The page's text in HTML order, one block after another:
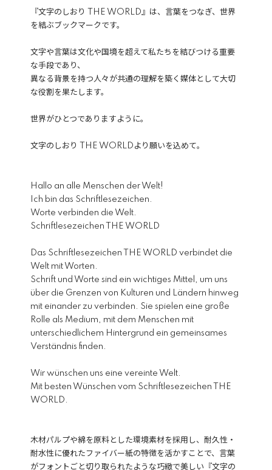
『文字のしおり THE WORLD』は、言葉をつなぎ、世界
を結ぶブックマークです。
文字や言葉は文化や国境を超えて私たちを結びつける重要
な手段であり、
異なる背景を持つ人々が共通の理解を築く媒体として大切
な役割を果たします。
世界がひとつでありますように。
文字のしおり THE WORLDより願いを込めて。
Hallo an alle Menschen der Welt!
Ich bin das Schriftlesezeichen.
Worte verbinden die Welt.
Schriftlesezeichen THE WORLD
Das Schriftlesezeichen THE WORLD verbindet die
Welt mit Worten.
Schrift und Worte sind ein wichtiges Mittel, um uns
über die Grenzen von Kulturen und Ländern hinweg
mit einander zu verbinden. Sie spielen eine große
Rolle als Medium, mit dem Menschen mit
unterschiedlichem Hintergrund ein gemeinsames
Verständnis finden.
Wir wünschen uns eine vereinte Welt.
Mit besten Wünschen vom Schriftlesezeichen THE
WORLD.
木材パルプや綿を原料とした環境素材を採用し、耐久性・
耐水性に優れたファイバー紙の特徴を活かすことで、言葉
がフォントごと切り取られたような巧緻で美しい『文字の